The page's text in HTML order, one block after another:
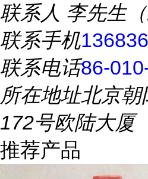
联系人 李先生（
联系手机
联系电话86-
所在地址北京朝
172号欧陆大厦
推荐产品